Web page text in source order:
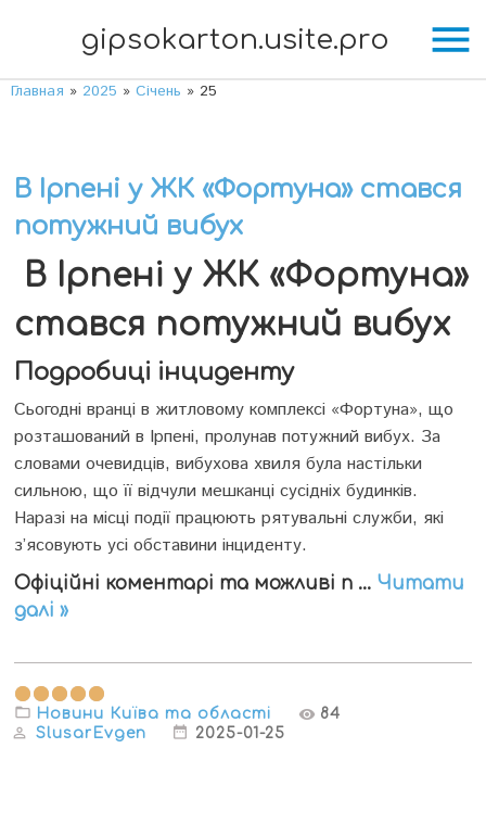
gipsokarton.usite.pro menu
Главная » 2025 » Січень » 25
В Ірпені у ЖК «Фортуна» стався
потужний вибух
В Ірпені у ЖК «Фортуна»
стався потужний вибух
Подробиці інциденту
Сьогодні вранці в житловому комплексі «Фортуна», що
розташований в Ірпені, пролунав потужний вибух. За
словами очевидців, вибухова хвиля була настільки
сильною, що її відчули мешканці сусідніх будинків.
Наразі на місці події працюють рятувальні служби, які
з’ясовують усі обставини інциденту.
Офіційні коментарі та можливі п ... Читати
далі »
Новини Київа та області
84
SlusarEvgen
2025-01-25